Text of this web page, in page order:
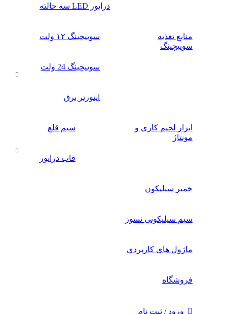
درایور LED سه حالته
منابع تغذیه
سوییچینگ
سوییچینگ ۱۲ ولت
سوییچینگ 24 ولت
اینورتر برق
ابزار لحیم کاری و
مونتاژ
سیم قلع
قاب درایور
خمیر سیلیکون
سیم سیلیکونی نسوز
ماژول های کاربردی
فروشگاه
ورود / ثبت نام